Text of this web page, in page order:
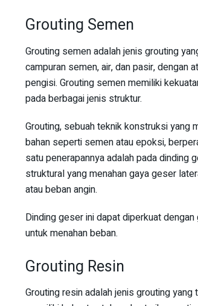
Grouting Semen
Grouting semen adalah jenis grouting
campuran semen, air, dan pasir, dengan
pengisi. Grouting semen memiliki
pada berbagai jenis struktur.
Grouting, sebuah teknik konstruksi yang
bahan seperti semen atau epoksi,
satu penerapannya adalah pada dinding
struktural yang menahan gaya geser
atau beban angin.
Dinding geser ini dapat diperkuat
untuk menahan beban.
Grouting Resin
Grouting resin adalah jenis grouting